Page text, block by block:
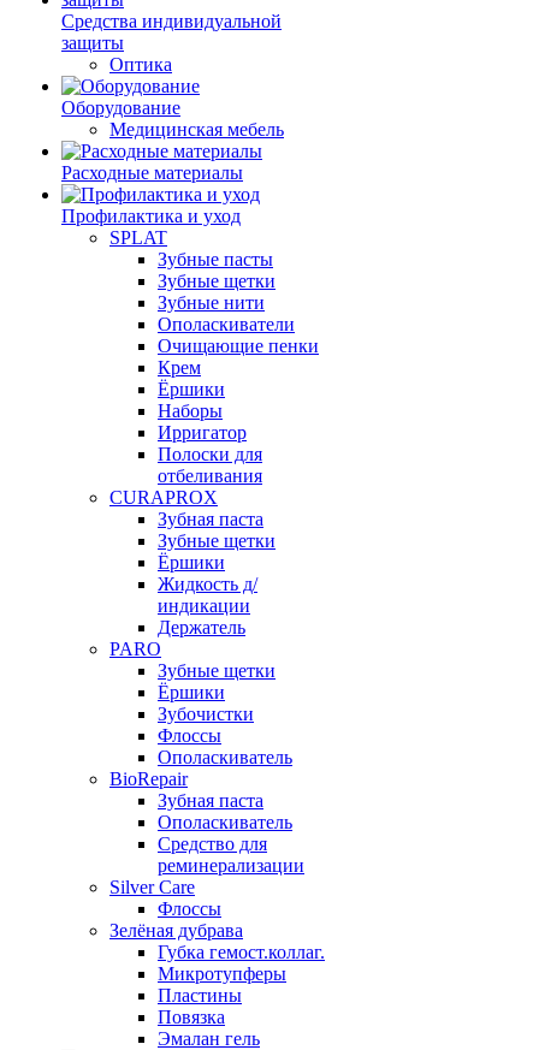
Средства индивидуальной
защиты
Оптика
Оборудование
Медицинская мебель
Расходные материалы
Профилактика и уход
SPLAT
Зубные пасты
Зубные щетки
Зубные нити
Ополаскиватели
Очищающие пенки
Крем
Ёршики
Наборы
Ирригатор
Полоски для
отбеливания
CURAPROX
Зубная паста
Зубные щетки
Ёршики
Жидкость д/
индикации
Держатель
PARO
Зубные щетки
Ёршики
Зубочистки
Флоссы
Ополаскиватель
BioRepair
Зубная паста
Ополаскиватель
Средство для
реминерализации
Silver Care
Флоссы
Зелёная дубрава
Губка гемост.коллаг.
Микротупферы
Пластины
Повязка
Эмалан гель